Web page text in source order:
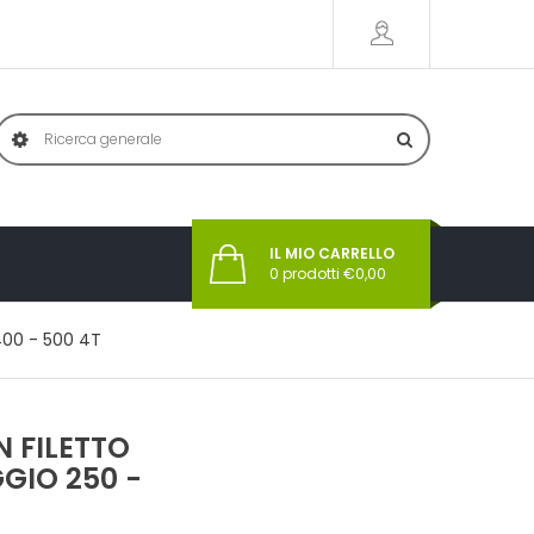
IL MIO CARRELLO
0 prodotti €0,00
- 500 4T
FILETTO
250 -